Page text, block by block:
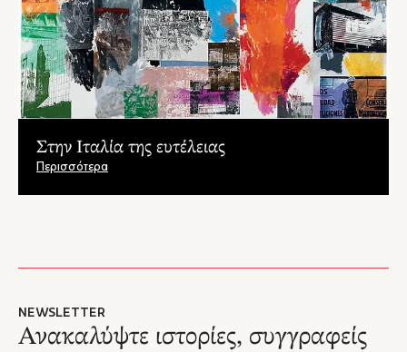
Στην Ιταλία της ευτέλειας
Περισσότερα
NEWSLETTER
Ανακαλύψτε ιστορίες, συγγραφείς